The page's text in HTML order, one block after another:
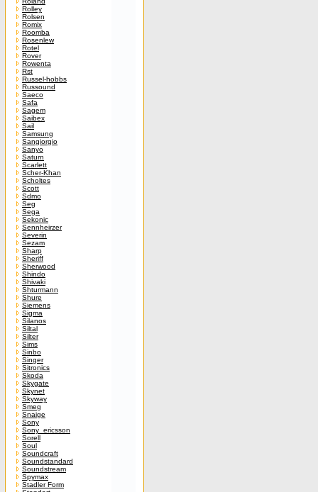
Rolley
Rolsen
Romix
Roomba
Rosenlew
Rotel
Rover
Rowenta
Rst
Russel-hobbs
Russound
Saeco
Safa
Sagem
Saibex
Sail
Samsung
Sangiorgio
Sanyo
Saturn
Scarlett
Scher-Khan
Scholtes
Scott
Sdmo
Seg
Sega
Sekonic
Sennheirzer
Severin
Sezam
Sharp
Sheriff
Sherwood
Shindo
Shivaki
Shturmann
Shure
Siemens
Sigma
Silanos
Siltal
Silter
Sims
Sinbo
Singer
Sitronics
Skoda
Skygate
Skynet
Skyway
Smeg
Snaige
Sony
Sony_ericsson
Sorell
Soul
Soundcraft
Soundstandard
Soundstream
Spymax
Stadler Form